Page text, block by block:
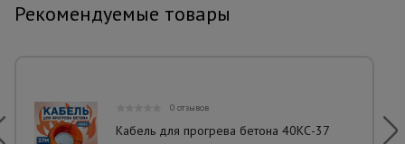
Рекомендуемые товары
0 отзывов
Кабель для прогрева бетона 40КС-37